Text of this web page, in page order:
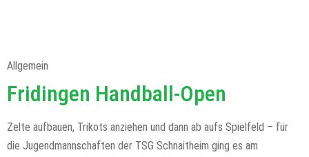
Allgemein
Fridingen Handball-Open
Zelte aufbauen, Trikots anziehen und dann ab aufs Spielfeld – für
die Jugendmannschaften der TSG Schnaitheim ging es am